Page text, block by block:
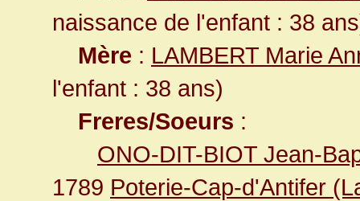
naissance de l'enfant : 38
Mère : LAMBERT Marie
l'enfant : 38 ans)
Freres/Soeurs :
ONO-DIT-BIOT Jean-
1789 Poterie-Cap-d'Antifer